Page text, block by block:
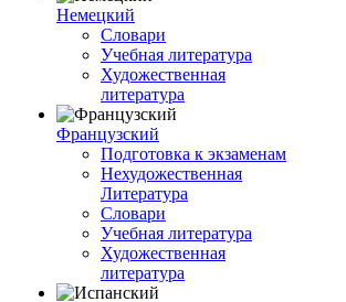
Немецкий
Словари
Учебная литература
Художественная
литература
Французский
Подготовка к экзаменам
Нехудожественная
Литература
Словари
Учебная литература
Художественная
литература